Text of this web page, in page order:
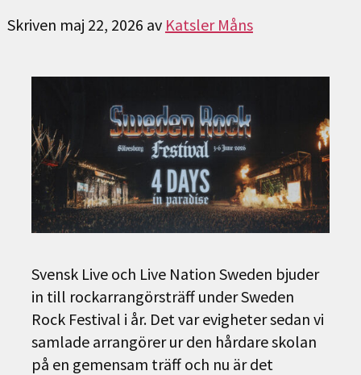
Skriven maj 22, 2026 av Katsler Måns
Svensk Live och Live Nation Sweden bjuder
in till rockarrangörsträff under Sweden
Rock Festival i år. Det var evigheter sedan vi
samlade arrangörer ur den hårdare skolan
på en gemensam träff och nu är det